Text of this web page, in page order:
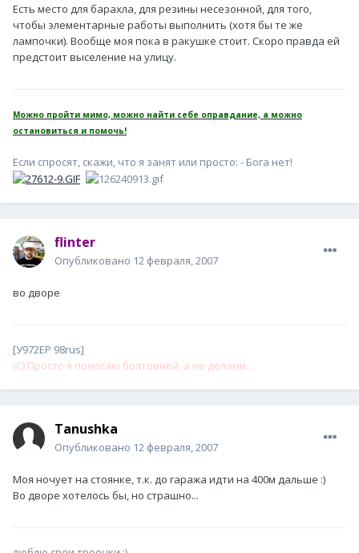
Есть место для барахла, для резины несезонной, для того,
чтобы элементарные работы выполнить (хотя бы те же
лампочки). Вообще моя пока в ракушке стоит. Скоро правда ей
предстоит выселение на улицу.
Можно пройти мимо, можно найти себе оправдание, а можно
остановиться и помочь!
Если спросят, скажи, что я занят или просто: - Бога нет!
flinter
Опубликовано 12 февраля, 2007
во дворе
[У972ЕР 98rus]
(С) Просто я помогаю болтовней, а не делами...
Tanushka
Опубликовано 12 февраля, 2007
Моя ночует на стоянке, т.к. до гаража идти на 400м дальше :)
Во дворе хотелось бы, но страшно...